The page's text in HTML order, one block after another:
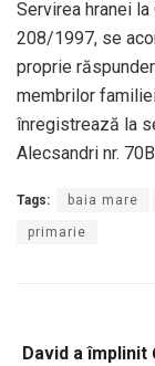
Servirea hranei
208/1997, se
proprie
membrilor
înregistrează la
Alecsandri nr.
Tags: baia mare
primarie
David a